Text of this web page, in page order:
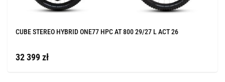
CUBE STEREO HYBRID ONE77 HPC AT 800 29/27 L ACT 26
32 399 zł